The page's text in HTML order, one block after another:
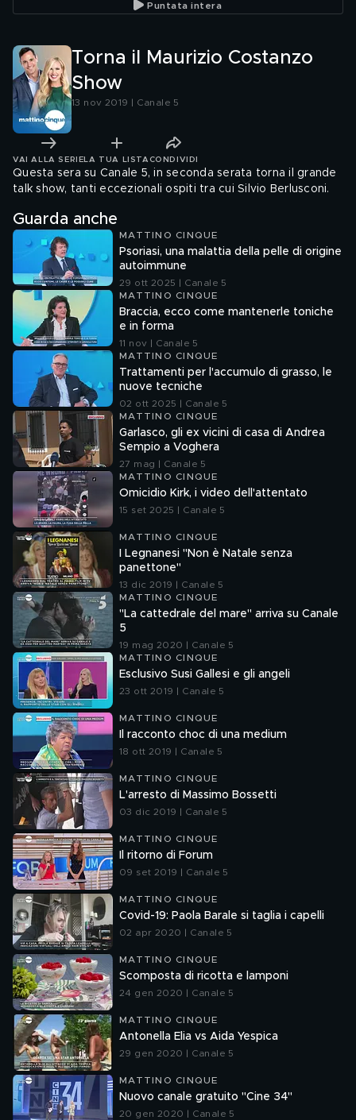
Puntata intera
Torna il Maurizio Costanzo
Show
13 nov 2019 | Canale 5
VAI ALLA SERIE LA TUA LISTA CONDIVIDI
Questa sera su Canale 5, in seconda serata torna il grande
talk show, tanti eccezionali ospiti tra cui Silvio Berlusconi.
Guarda anche
MATTINO CINQUE
Psoriasi, una malattia della pelle di origine
autoimmune
29 ott 2025 | Canale 5
MATTINO CINQUE
Braccia, ecco come mantenerle toniche
e in forma
11 nov | Canale 5
MATTINO CINQUE
Trattamenti per l'accumulo di grasso, le
nuove tecniche
02 ott 2025 | Canale 5
MATTINO CINQUE
Garlasco, gli ex vicini di casa di Andrea
Sempio a Voghera
27 mag | Canale 5
MATTINO CINQUE
Omicidio Kirk, i video dell'attentato
15 set 2025 | Canale 5
MATTINO CINQUE
I Legnanesi "Non è Natale senza
panettone"
13 dic 2019 | Canale 5
MATTINO CINQUE
"La cattedrale del mare" arriva su Canale
5
19 mag 2020 | Canale 5
MATTINO CINQUE
Esclusivo Susi Gallesi e gli angeli
23 ott 2019 | Canale 5
MATTINO CINQUE
Il racconto choc di una medium
18 ott 2019 | Canale 5
MATTINO CINQUE
L'arresto di Massimo Bossetti
03 dic 2019 | Canale 5
MATTINO CINQUE
Il ritorno di Forum
09 set 2019 | Canale 5
MATTINO CINQUE
Covid-19: Paola Barale si taglia i capelli
02 apr 2020 | Canale 5
MATTINO CINQUE
Scomposta di ricotta e lamponi
24 gen 2020 | Canale 5
MATTINO CINQUE
Antonella Elia vs Aida Yespica
29 gen 2020 | Canale 5
MATTINO CINQUE
Nuovo canale gratuito "Cine 34"
20 gen 2020 | Canale 5